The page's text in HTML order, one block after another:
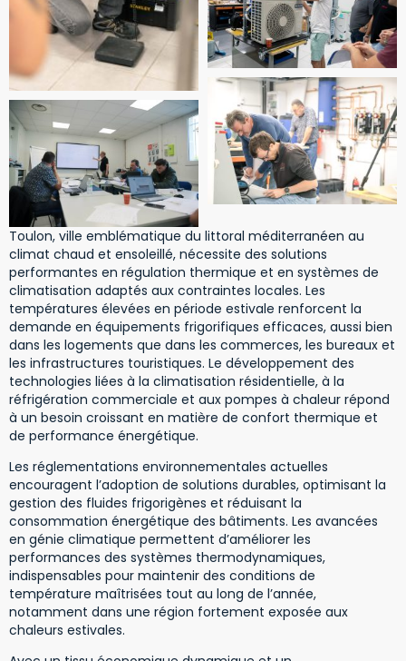
Toulon, ville emblématique du littoral méditerranéen au
climat chaud et ensoleillé, nécessite des solutions
performantes en régulation thermique et en systèmes de
climatisation adaptés aux contraintes locales. Les
températures élevées en période estivale renforcent la
demande en équipements frigorifiques efficaces, aussi bien
dans les logements que dans les commerces, les bureaux et
les infrastructures touristiques. Le développement des
technologies liées à la climatisation résidentielle, à la
réfrigération commerciale et aux pompes à chaleur répond
à un besoin croissant en matière de confort thermique et
de performance énergétique.
Les réglementations environnementales actuelles
encouragent l’adoption de solutions durables, optimisant la
gestion des fluides frigorigènes et réduisant la
consommation énergétique des bâtiments. Les avancées
en génie climatique permettent d’améliorer les
performances des systèmes thermodynamiques,
indispensables pour maintenir des conditions de
température maîtrisées tout au long de l’année,
notamment dans une région fortement exposée aux
chaleurs estivales.